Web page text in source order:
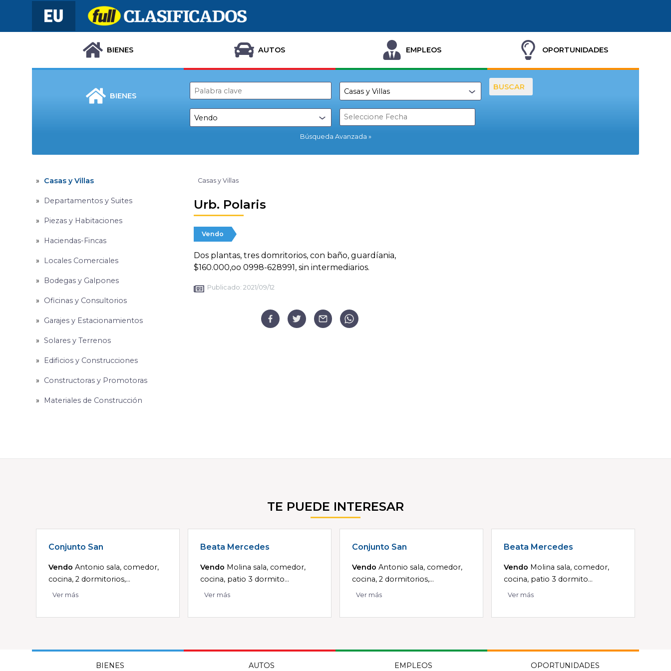
BIENES AUTOS EMPLEOS OPORTUNIDADES
BIENES
Búsqueda Avanzada
BUSCAR
Casas y Villas
Departamentos y Suites
Piezas y Habitaciones
Haciendas-Fincas
Locales Comerciales
Bodegas y Galpones
Oficinas y Consultorios
Garajes y Estacionamientos
Solares y Terrenos
Edificios y Construcciones
Constructoras y Promotoras
Materiales de Construcción
Casas y Villas
Urb. Polaris
Vendo
Dos plantas, tres domritorios, con baño, guardíania,
$160.000,oo 0998-628991, sin intermediarios.
Publicado: 2021/09/12
TE PUEDE INTERESAR
Conjunto San
Vendo Antonio sala, comedor,
cocina, 2 dormitorios,...
Ver más
Beata Mercedes
Vendo Molina sala, comedor,
cocina, patio 3 dormito...
Ver más
Conjunto San
Vendo Antonio sala, comedor,
cocina, 2 dormitorios,...
Ver más
Beata Mercedes
Vendo Molina sala, comedor,
cocina, patio 3 dormito...
Ver más
BIENES AUTOS EMPLEOS OPORTUNIDADES